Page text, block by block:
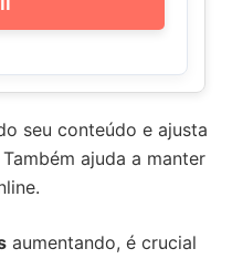
seu conteúdo e ajusta
ajuda a manter
aumentando, é crucial